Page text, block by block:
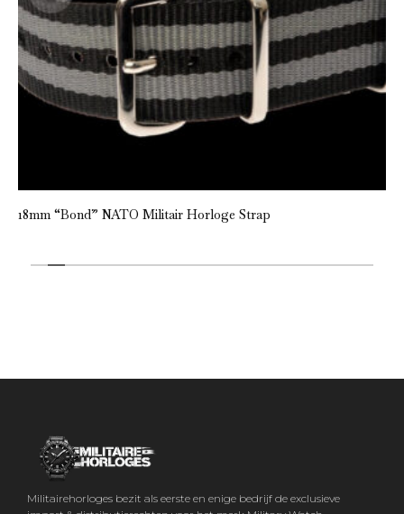
18mm “Bond” NATO Militair Horloge Strap
Militairehorloges bezit als eerste en enige bedrijf de exclusieve